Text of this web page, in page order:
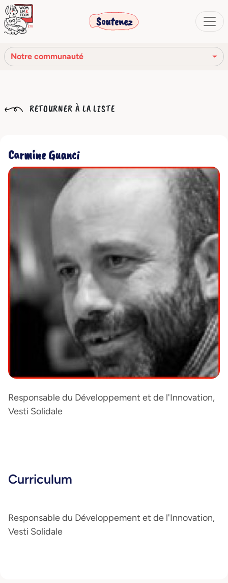
Soutenez
Notre communauté
Notre histoire
Notre communauté
RETOURNER À LA LISTE
Carmine Guanci
Responsable du Développement et de l'Innovation,
Vesti Solidale
Curriculum
Responsable du Développement et de l'Innovation,
Vesti Solidale